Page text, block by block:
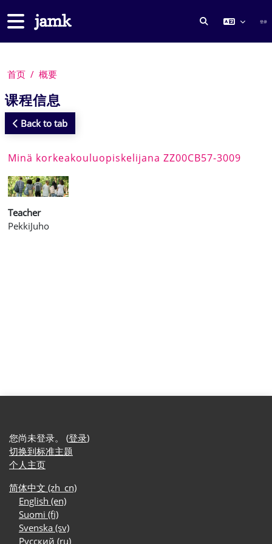
停靠面板
切换搜索输入 登录
首页 概要
课程信息
Back to tab
Minä korkeakouluopiskelijana ZZ00CB57-3009
Teacher
PekkiJuho
您尚未登录。 (登录)
切换到标准主题
个人主页
简体中文 ‎(zh_cn)‎
English ‎(en)‎
Suomi ‎(fi)‎
Svenska ‎(sv)‎
Русский ‎(ru)‎